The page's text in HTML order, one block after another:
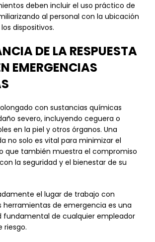
deben incluir el uso práctico de
al personal con la ubicación
dispositivos.
DE LA RESPUESTA
EMERGENCIAS
con sustancias químicas
severo, incluyendo ceguera o
en la piel y otros órganos. Una
no solo es vital para minimizar el
que también muestra el compromiso
la seguridad y el bienestar de su
el lugar de trabajo con
herramientas de emergencia es una
fundamental de cualquier empleador
riesgo.